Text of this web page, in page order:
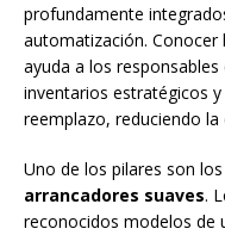
profundamente
automatización. Conocer
ayuda a los
inventarios estratégicos
reemplazo, reduciendo
Uno de los pilares son los
arrancadores suaves.
reconocidos modelos de